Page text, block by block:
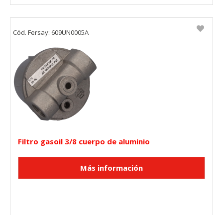
Filtro gasoil 3/8 cuerpo de aluminio
Cód. Fersay: 609UN0005A